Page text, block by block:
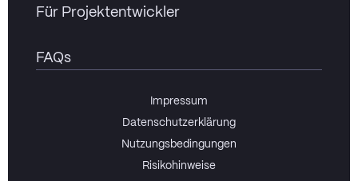
Für Projektentwickler
FAQs
Impressum
Datenschutzerklärung
Nutzungsbedingungen
Risikohinweise